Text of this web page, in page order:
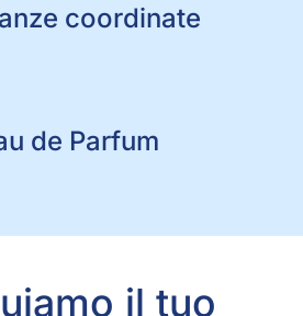
coordinate
de Parfum
il tuo